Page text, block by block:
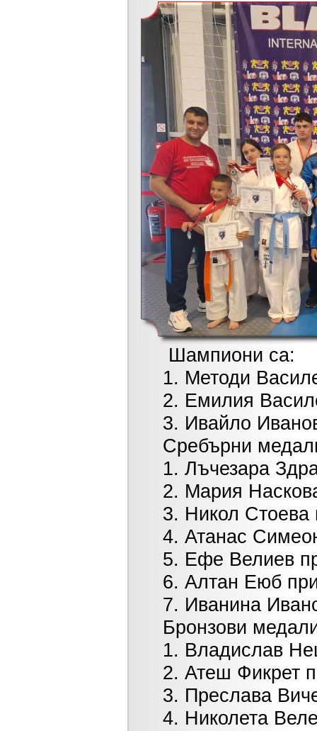
Шампиони са:
1. Методи
2. Емилия
3. Ивайло Иванов
Сребърни
1. Лъчезара
2. Мария Наскова
3. Никол Стоева
4. Атанас
5. Ефе Велиев
6. Алтан Еюб при
7. Иванина
Бронзови
1. Владислав
2. Атеш Фикрет
3. Преслава
4. Николета